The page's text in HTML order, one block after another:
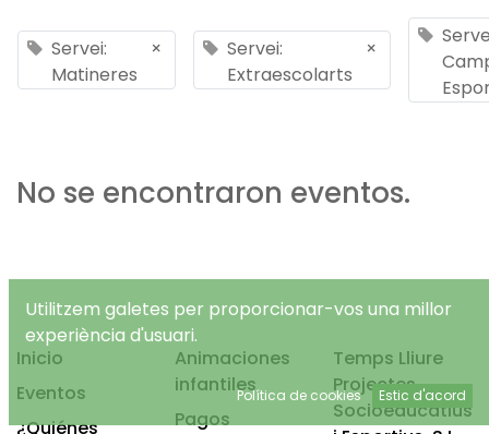
Servei:
Matineres
×
Servei:
Extraescolarts
×
No se encontraron eventos.
Inicio
Eventos
¿Quiénes
Animaciones
infantiles
Pagos
Temps Lliure
Projectes
Socioeducatius
Utilitzem galetes per proporcionar-vos una millor
experiència d'usuari.
Política de cookies Estic d'acord